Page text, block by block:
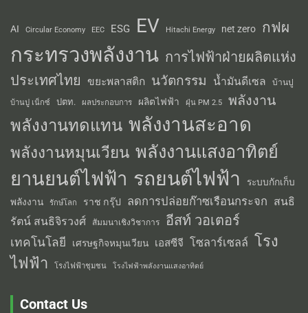
AI Circular Economy EEC ESG EV Hitachi Energy net zero กฟผ
กระทรวงพลังงาน การไฟฟ้าฝ่ายผลิตแห่ง
ประเทศไทย
ขยะพลาสติก นวัตกรรม น้ำมันดีเซล บ้านปู
บ้านปู เน็กซ์ ปตท. ผลประกอบการ ผลิตไฟฟ้า ฝุ่น PM 2.5 พลังงาน
พลังงานทดแทน พลังงานสะอาด
พลังงานหมุนเวียน พลังงานแสงอาทิตย์
ยานยนต์ไฟฟ้า รถยนต์ไฟฟ้า
ระบบกักเก็บ
พลังงาน
รักษ์โลก ราช กรุ๊ป ลดการปล่อยก๊าซเรือนกระจก สนธิ
รัตน์ สนธิจิรวงศ์
สัมมนาเชิงวิชาการ อีสท์ วอเตอร์
เทคโนโลยี เศรษฐกิจหมุนเวียน เอสซีจี โซลาร์เซลล์ โรง
ไฟฟ้า
โรงไฟฟ้าชุมชน โรงไฟฟ้าพลังงานแสงอาทิตย์
Contact Us